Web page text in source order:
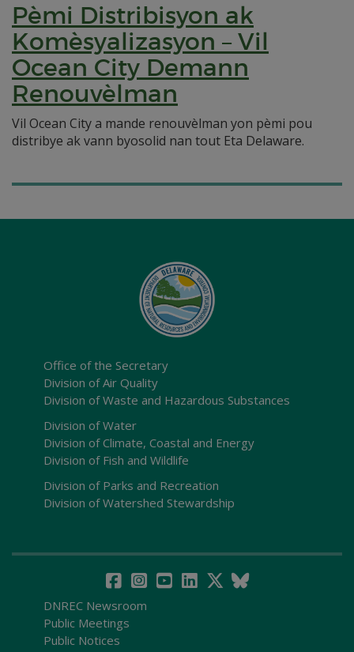
Pèmi Distribisyon ak
Komèsyalizasyon – Vil
Ocean City Demann
Renouvèlman
Vil Ocean City a mande renouvèlman yon pèmi pou
distribye ak vann byosolid nan tout Eta Delaware.
Office of the Secretary
Division of Air Quality
Division of Waste and Hazardous Substances
Division of Water
Division of Climate, Coastal and Energy
Division of Fish and Wildlife
Division of Parks and Recreation
Division of Watershed Stewardship
DNREC Newsroom
Public Meetings
Public Notices